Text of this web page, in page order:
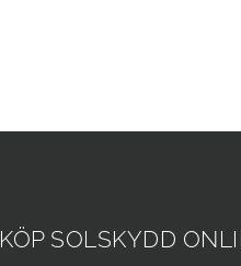
KÖP SOLSKYDD